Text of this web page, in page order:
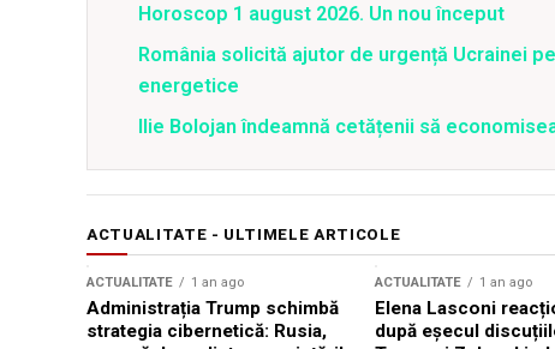
Horoscop 1 august 2026. Un nou început
România solicită ajutor de urgență Ucrainei
energetice
Ilie Bolojan îndeamnă cetățenii să
ACTUALITATE - ULTIMELE ARTICOLE
ACTUALITATE 1 an ago
Administrația Trump schimbă
strategia cibernetică: Rusia,
ACTUALITATE 1 an ago
Elena Lasconi
după eșecul